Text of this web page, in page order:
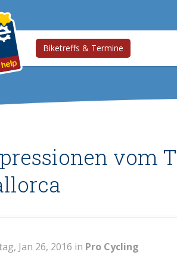
Biketreffs & Termine
vom
Jan 26, 2016 in Pro Cycling